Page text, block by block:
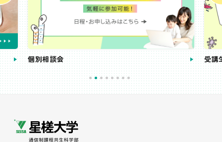
個別相談会 受講